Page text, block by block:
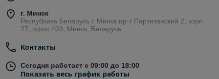
г. Минск
Республика Беларусь г. Минск пр-т Партизанский 2, корп.
27, офис 403, Минск, Беларусь
Контакты
Сегодня работает с 09:00 до 18:00
Показать весь график работы